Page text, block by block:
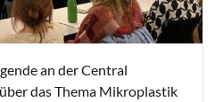
an der Central
das Thema Mikroplastik